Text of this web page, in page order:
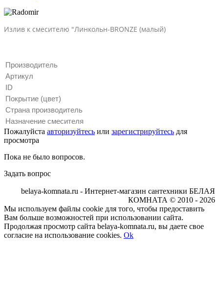
Излив к смесителю "Линкольн-BRONZE (малый)
Производитель
Артикул
ID
Покрытие (цвет)
Страна производитель
Назначение смесителя
Пожалуйста авторизуйтесь или зарегистрируйтесь для
просмотра
Пока не было вопросов.
Задать вопрос
belaya-komnata.ru - Интернет-магазин сантехники БЕЛАЯ
КОМНАТА © 2010 - 2026
Мы используем файлы cookie для того, чтобы предоставить
Вам больше возможностей при использовании сайта.
Продолжая просмотр сайта belaya-komnata.ru, вы даете свое
согласие на использование cookies. Ok